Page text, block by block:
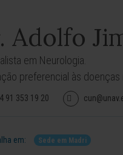
Adolfo
em Neurologia.
preferencial às
91 353 19 20
em: Sede em Madri